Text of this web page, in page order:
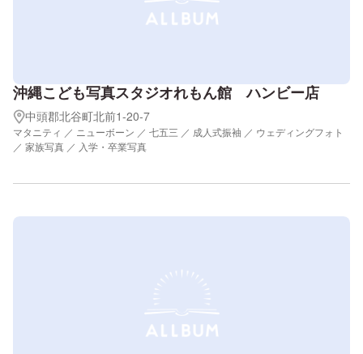
沖縄こども写真スタジオれもん館 ハンビー店
中頭郡北谷町北前1-20-7
マタニティ ／ ニューボーン ／ 七五三 ／ 成人式振袖 ／ ウェディングフォト
／ 家族写真 ／ 入学・卒業写真